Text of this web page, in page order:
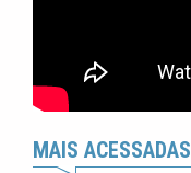
MAIS ACESSADAS